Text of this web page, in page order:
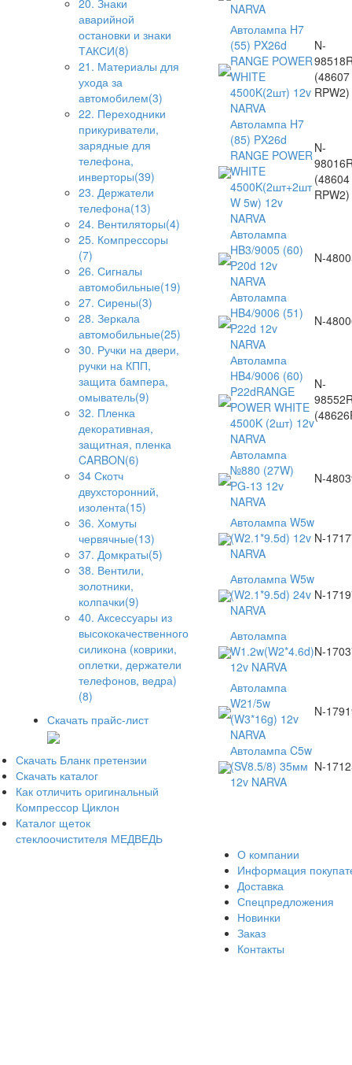
20. Знаки
аварийной
остановки и знаки
ТАКСИ(8)
21. Материалы для
ухода за
автомобилем(3)
22. Переходники
прикуриватели,
зарядные для
телефона,
инверторы(39)
23. Держатели
телефона(13)
24. Вентиляторы(4)
25. Компрессоры
(7)
26. Сигналы
автомобильные(19)
27. Сирены(3)
28. Зеркала
автомобильные(25)
30. Ручки на двери,
ручки на КПП,
защита бампера,
омыватель(9)
32. Пленка
декоративная,
защитная, пленка
CARBON(6)
34 Скотч
двухсторонний,
изолента(15)
36. Хомуты
червячные(13)
37. Домкраты(5)
38. Вентили,
золотники,
колпачки(9)
40. Аксессуары из
высококачественного
силикона (коврики,
оплетки, держатели
телефонов, ведра)
(8)
Скачать прайс-лист
Скачать Бланк претензии
Скачать каталог
Как отличить оригинальный
Компрессор Циклон
Каталог щеток
стеклоочистителя МЕДВЕДЬ
NARVA
Автолампа H7
(55) PX26d
RANGE POWER
WHITE
4500K(2шт) 12v
NARVA
N-
(48607
RPW2)
Автолампа H7
(85) PX26d
RANGE POWER
WHITE
4500K(2шт+2шт
W 5w) 12v
NARVA
N-
(48604
RPW2)
Автолампа
HB3/9005 (60)
P20d 12v
NARVA
N-
Автолампа
HB4/9006 (51)
P22d 12v
NARVA
N-
Автолампа
HB4/9006 (60)
P22dRANGE
POWER WHITE
4500K (2шт) 12v
NARVA
N-
Автолампа
№880 (27W)
PG-13 12v
NARVA
N-
Автолампа W5w
(W2.1*9.5d) 12v
NARVA
N-
Автолампа W5w
(W2.1*9.5d) 24v
NARVA
N-
Автолампа
W1.2w(W2*4.6d)
12v NARVA
N-
Автолампа
W21/5w
(W3*16g) 12v
NARVA
N-
Автолампа C5w
(SV8.5/8) 35мм
12v NARVA
N-
О компании
Информация
Доставка
Спецпредложения
Новинки
Заказ
Контакты